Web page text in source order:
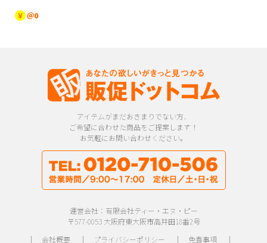
￥ ＠0
アイテムがまだおきまりでない方、
ご希望に合わせた商品をご提案します！
お気軽にお問い合わせください。
運営会社：有限会社ティー・エヌ・ピー
〒577-0053 大阪府東大阪市高井田18番2号
｜ 会社概要｜ プライバシーポリシー ｜ 免責事項｜